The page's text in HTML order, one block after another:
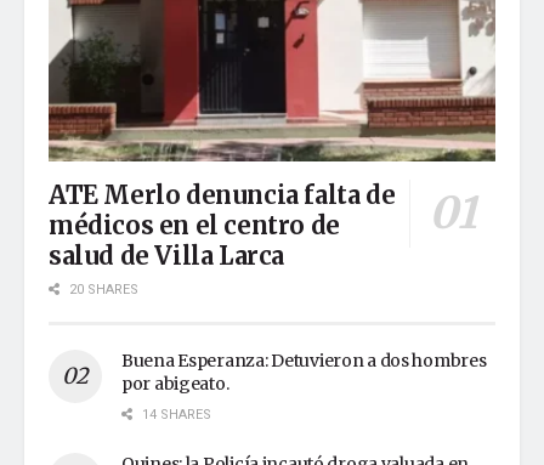
ATE Merlo denuncia falta de
médicos en el centro de
salud de Villa Larca
20 SHARES
Buena Esperanza: Detuvieron a dos hombres
por abigeato.
14 SHARES